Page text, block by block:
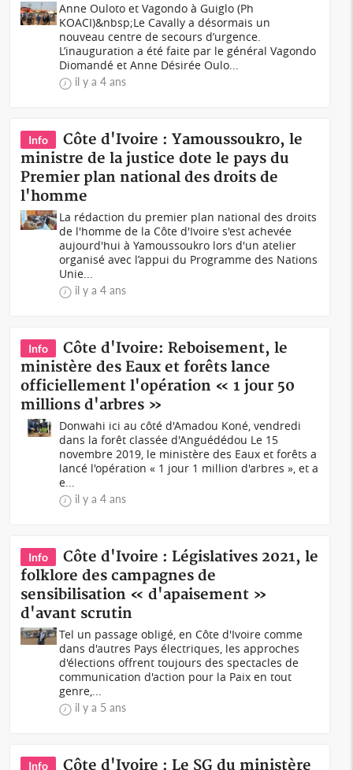
Anne Ouloto et Vagondo à Guiglo (Ph
KOACI)&nbsp;Le Cavally a désormais un
nouveau centre de secours d’urgence.
L’inauguration a été faite par le général Vagondo
Diomandé et Anne Désirée Oulo...
il y a 4 ans
Info
Côte d'Ivoire : Yamoussoukro, le
ministre de la justice dote le pays du
Premier plan national des droits de
l'homme
La rédaction du premier plan national des droits
de l'homme de la Côte d'Ivoire s'est achevée
aujourd'hui à Yamoussoukro lors d'un atelier
organisé avec l’appui du Programme des Nations
Unie...
il y a 4 ans
Info
Côte d'Ivoire: Reboisement, le
ministère des Eaux et forêts lance
officiellement l'opération « 1 jour 50
millions d'arbres »
Donwahi ici au côté d'Amadou Koné, vendredi
dans la forêt classée d'Anguédédou Le 15
novembre 2019, le ministère des Eaux et forêts a
lancé l'opération « 1 jour 1 million d'arbres », et a
e...
il y a 4 ans
Info
Côte d'Ivoire : Législatives 2021, le
folklore des campagnes de
sensibilisation « d'apaisement »
d'avant scrutin
Tel un passage obligé, en Côte d'Ivoire comme
dans d'autres Pays électriques, les approches
d'élections offrent toujours des spectacles de
communication d'action pour la Paix en tout
genre,...
il y a 5 ans
Info Côte d'Ivoire : Le SG du ministère